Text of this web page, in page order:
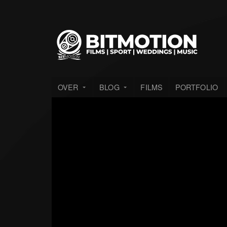
OVER BLOG FILMS PORTFOLIO